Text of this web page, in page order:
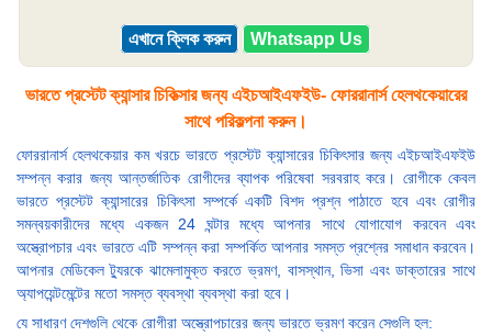
এখানে ক্লিক করুন Whatsapp Us
ভারতে প্রস্টেট ক্যান্সার চিকিত্সার জন্য এইচআইএফইউ- ফোররানার্স হেলথকেয়ারের
সাথে পরিকল্পনা করুন।
ফোররানার্স হেলথকেয়ার কম খরচে ভারতে প্রস্টেট ক্যান্সারের চিকিৎসার জন্য এইচআইএফইউ
সম্পন্ন করার জন্য আন্তর্জাতিক রোগীদের ব্যাপক পরিষেবা সরবরাহ করে। রোগীকে কেবল
ভারতে প্রস্টেট ক্যান্সারের চিকিৎসা সম্পর্কে একটি বিশদ প্রশ্ন পাঠাতে হবে এবং রোগীর
সমন্বয়কারীদের মধ্যে একজন 24 ঘন্টার মধ্যে আপনার সাথে যোগাযোগ করবেন এবং
অস্ত্রোপচার এবং ভারতে এটি সম্পন্ন করা সম্পর্কিত আপনার সমস্ত প্রশ্নের সমাধান করবেন।
আপনার মেডিকেল ট্যুরকে ঝামেলামুক্ত করতে ভ্রমণ, বাসস্থান, ভিসা এবং ডাক্তারের সাথে
অ্যাপয়েন্টমেন্টের মতো সমস্ত ব্যবস্থা ব্যবস্থা করা হবে।
যে সাধারণ দেশগুলি থেকে রোগীরা অস্ত্রোপচারের জন্য ভারতে ভ্রমণ করেন সেগুলি হল: